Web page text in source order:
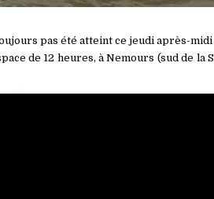
pas été atteint ce jeudi après-
de 12 heures, à Nemours (sud de